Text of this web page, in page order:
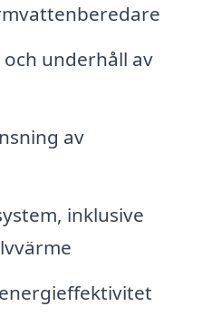
underhåll av
av
inklusive